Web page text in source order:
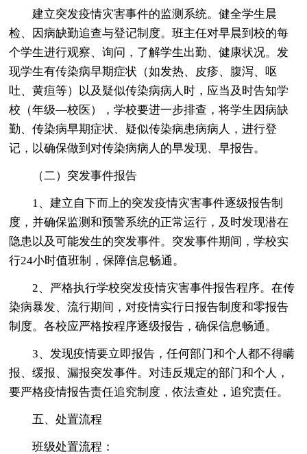
建立突发疫情灾害事件的监测系统。健全学生晨
检、因病缺勤追查与登记制度。班主任对早晨到校的每
个学生进行观察、询问，了解学生出勤、健康状况。发
现学生有传染病早期症状（如发热、皮疹、腹泻、呕
吐、黄疸等）以及疑似传染病病人时，应当及时告知学
校（年级—校医），学校要进一步排查，将学生因病缺
勤、传染病早期症状、疑似传染病患病病人，进行登
记，以确保做到对传染病病人的早发现、早报告。
（二）突发事件报告
1、建立自下而上的突发疫情灾害事件逐级报告制
度，并确保监测和预警系统的正常运行，及时发现潜在
隐患以及可能发生的突发事件。突发事件期间，学校实
行24小时值班制，保障信息畅通。
2、严格执行学校突发疫情灾害事件报告程序。在传
染病暴发、流行期间，对疫情实行日报告制度和零报告
制度。各校应严格按程序逐级报告，确保信息畅通。
3、发现疫情要立即报告，任何部门和个人都不得瞒
报、缓报、漏报突发事件。对违反规定的部门和个人，
要严格疫情报告责任追究制度，依法查处，追究责任。
五、处置流程
班级处置流程：